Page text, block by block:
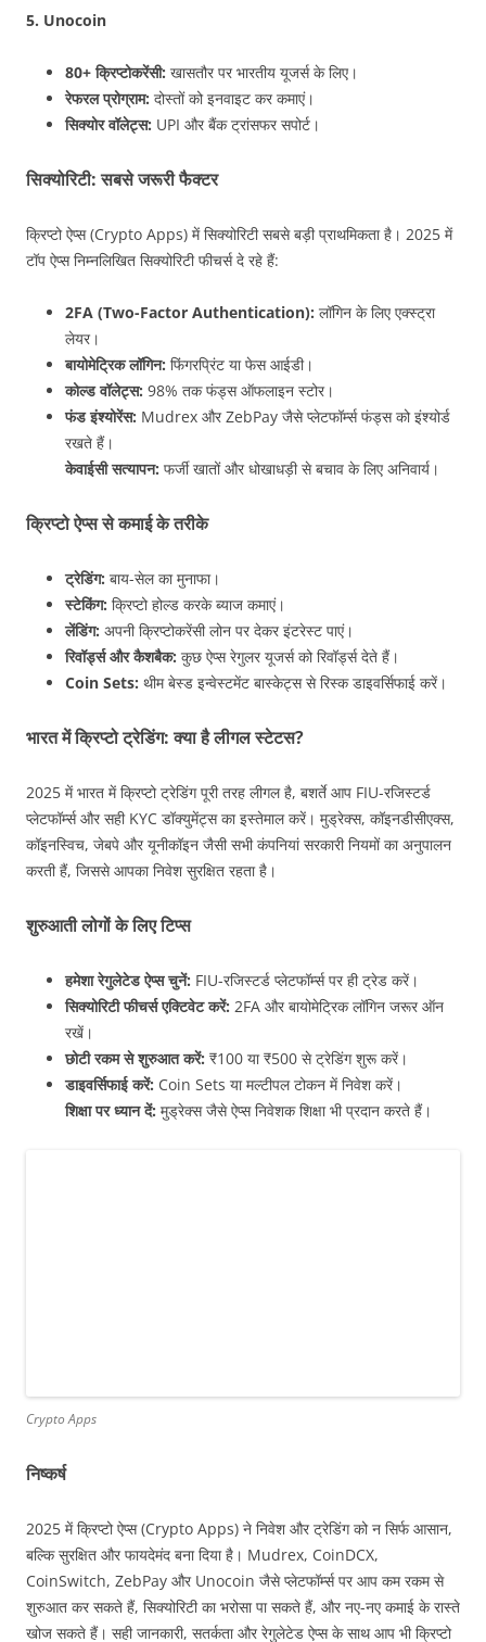
5. Unocoin
80+ क्रिप्टोकरेंसी: खासतौर पर भारतीय यूजर्स के लिए।
रेफरल प्रोग्राम: दोस्तों को इनवाइट कर कमाएं।
सिक्योर वॉलेट्स: UPI और बैंक ट्रांसफर सपोर्ट।
सिक्योरिटी: सबसे जरूरी फैक्टर
क्रिप्टो ऐप्स (Crypto Apps) में सिक्योरिटी सबसे बड़ी प्राथमिकता है। 2025 में
टॉप ऐप्स निम्नलिखित सिक्योरिटी फीचर्स दे रहे हैं:
2FA (Two-Factor Authentication): लॉगिन के लिए एक्स्ट्रा
लेयर।
बायोमेट्रिक लॉगिन: फिंगरप्रिंट या फेस आईडी।
कोल्ड वॉलेट्स: 98% तक फंड्स ऑफलाइन स्टोर।
फंड इंश्योरेंस: Mudrex और ZebPay जैसे प्लेटफॉर्म्स फंड्स को इंश्योर्ड
रखते हैं।
केवाईसी सत्यापन: फर्जी खातों और धोखाधड़ी से बचाव के लिए अनिवार्य।
क्रिप्टो ऐप्स से कमाई के तरीके
ट्रेडिंग: बाय-सेल का मुनाफा।
स्टेकिंग: क्रिप्टो होल्ड करके ब्याज कमाएं।
लेंडिंग: अपनी क्रिप्टोकरेंसी लोन पर देकर इंटरेस्ट पाएं।
रिवॉर्ड्स और कैशबैक: कुछ ऐप्स रेगुलर यूजर्स को रिवॉर्ड्स देते हैं।
Coin Sets: थीम बेस्ड इन्वेस्टमेंट बास्केट्स से रिस्क डाइवर्सिफाई करें।
भारत में क्रिप्टो ट्रेडिंग: क्या है लीगल स्टेटस?
2025 में भारत में क्रिप्टो ट्रेडिंग पूरी तरह लीगल है, बशर्ते आप FIU-रजिस्टर्ड
प्लेटफॉर्म्स और सही KYC डॉक्युमेंट्स का इस्तेमाल करें। मुड्रेक्स, कॉइनडीसीएक्स,
कॉइनस्विच, जेबपे और यूनीकॉइन जैसी सभी कंपनियां सरकारी नियमों का अनुपालन
करती हैं, जिससे आपका निवेश सुरक्षित रहता है।
शुरुआती लोगों के लिए टिप्स
हमेशा रेगुलेटेड ऐप्स चुनें: FIU-रजिस्टर्ड प्लेटफॉर्म्स पर ही ट्रेड करें।
सिक्योरिटी फीचर्स एक्टिवेट करें: 2FA और बायोमेट्रिक लॉगिन जरूर ऑन
रखें।
छोटी रकम से शुरुआत करें: ₹100 या ₹500 से ट्रेडिंग शुरू करें।
डाइवर्सिफाई करें: Coin Sets या मल्टीपल टोकन में निवेश करें।
शिक्षा पर ध्यान दें: मुड्रेक्स जैसे ऐप्स निवेशक शिक्षा भी प्रदान करते हैं।
Crypto Apps
निष्कर्ष
2025 में क्रिप्टो ऐप्स (Crypto Apps) ने निवेश और ट्रेडिंग को न सिर्फ आसान,
बल्कि सुरक्षित और फायदेमंद बना दिया है। Mudrex, CoinDCX,
CoinSwitch, ZebPay और Unocoin जैसे प्लेटफॉर्म्स पर आप कम रकम से
शुरुआत कर सकते हैं, सिक्योरिटी का भरोसा पा सकते हैं, और नए-नए कमाई के रास्ते
खोज सकते हैं। सही जानकारी, सतर्कता और रेगुलेटेड ऐप्स के साथ आप भी क्रिप्टो